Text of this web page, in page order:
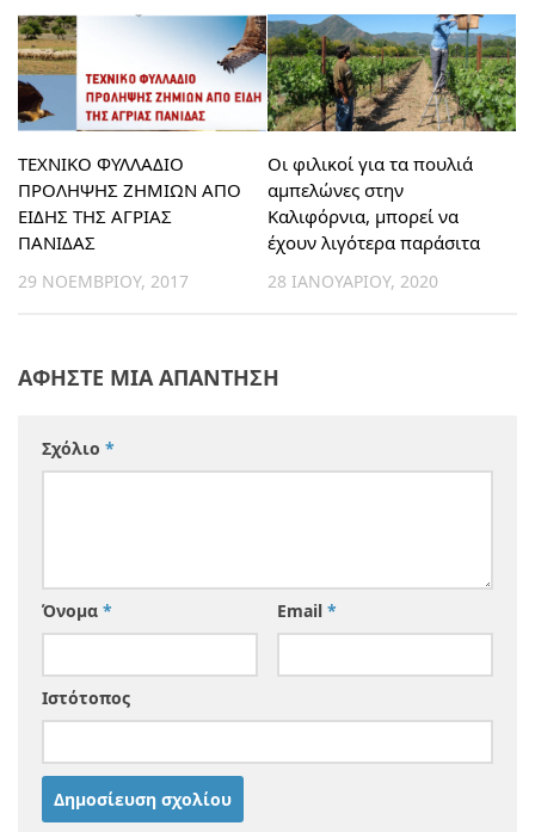
ΤΕΧΝΙΚΟ ΦΥΛΛΑΔΙΟ
ΠΡΟΛΗΨΗΣ ΖΗΜΙΩΝ ΑΠΟ
ΕΙΔΗΣ ΤΗΣ ΑΓΡΙΑΣ
ΠΑΝΙΔΑΣ
29 ΝΟΕΜΒΡΊΟΥ, 2017
Οι φιλικοί για τα πουλιά
αμπελώνες στην
Καλιφόρνια, μπορεί να
έχουν λιγότερα παράσιτα
28 ΙΑΝΟΥΑΡΊΟΥ, 2020
ΑΦΉΣΤΕ ΜΙΑ ΑΠΆΝΤΗΣΗ
Σχόλιο *
Όνομα * Email *
Ιστότοπος